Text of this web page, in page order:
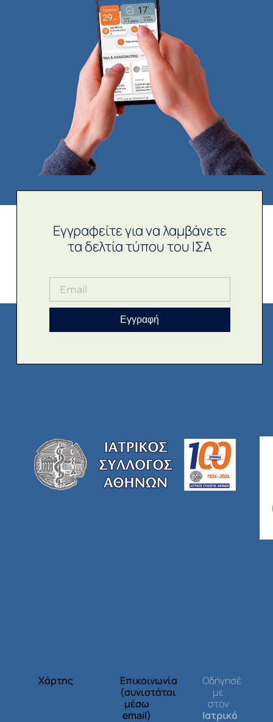
Εγγραφείτε για να λαμβάνετε
τα δελτία τύπου του ΙΣΑ
Εγγραφή
Χάρτης
Επικοινωνία
(συνιστάται
μέσω
email)
Οδήγησέ
με
στον
Ιατρικό